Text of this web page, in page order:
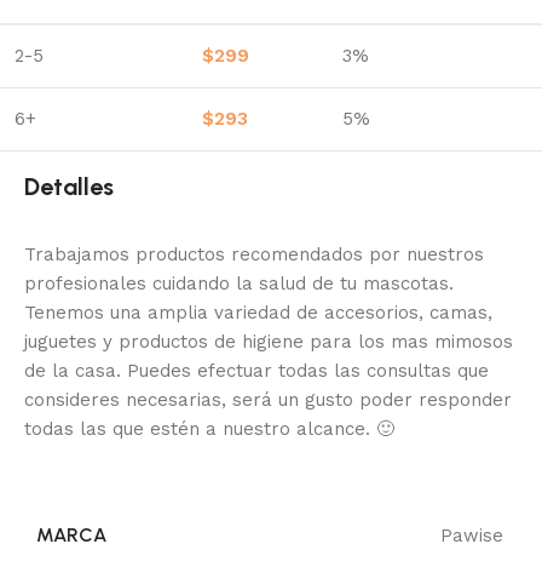
2-5 $299 3%
6+ $293 5%
Detalles
Trabajamos productos recomendados por nuestros
profesionales cuidando la salud de tu mascotas.
Tenemos una amplia variedad de accesorios, camas,
juguetes y productos de higiene para los mas mimosos
de la casa. Puedes efectuar todas las consultas que
consideres necesarias, será un gusto poder responder
todas las que estén a nuestro alcance. 🙂
MARCA Pawise